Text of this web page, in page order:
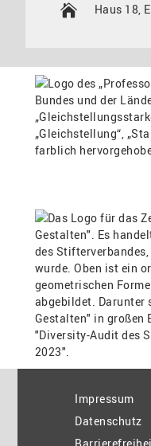
Haus 18,
Impressum
Datenschutz